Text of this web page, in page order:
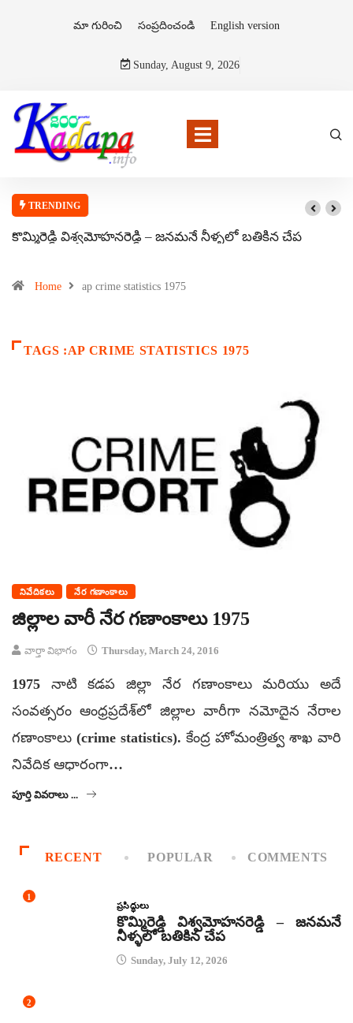
మా గురించి సంప్రదించండి English version
Sunday, August 9, 2026
TRENDING
కొమ్మిరెడ్డి విశ్వమోహనరెడ్డి – జనమనే నీళ్ళలో బతికిన చేప
Home ap crime statistics 1975
TAGS :AP CRIME STATISTICS 1975
నివేదికలు నేర గణాంకాలు
జిల్లాల వారీ నేర గణాంకాలు 1975
వార్తా విభాగం Thursday, March 24, 2016
1975 నాటి కడప జిల్లా నేర గణాంకాలు మరియు అదే
సంవత్సరం ఆంధ్రప్రదేశ్‌లో జిల్లాల వారీగా నమోదైన నేరాల
గణాంకాలు (crime statistics). కేంద్ర హోమంత్రిత్వ శాఖ వారి
నివేదిక ఆధారంగా…
పూర్తి వివరాలు ...
RECENT POPULAR COMMENTS
1
ప్రసిద్ధులు
కొమ్మిరెడ్డి విశ్వమోహనరెడ్డి – జనమనే
నీళ్ళలో బతికిన చేప
Sunday, July 12, 2026
2